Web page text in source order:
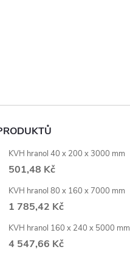
KVH hranol 40 x 200 x 3000 mm
501,48 Kč
KVH hranol 80 x 160 x 7000 mm
1 785,42 Kč
KVH hranol 160 x 240 x 5000 mm
4 547,66 Kč